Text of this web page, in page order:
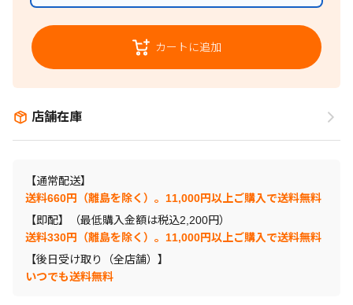
カートに追加
店舗在庫
【通常配送】
送料660円（離島を除く）。11,000円以上ご購入で送料無料
【即配】（最低購入金額は税込2,200円）
送料330円（離島を除く）。11,000円以上ご購入で送料無料
【後日受け取り（全店舗）】
いつでも送料無料